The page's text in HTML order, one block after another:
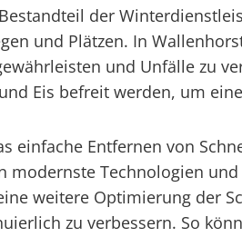
der
und Plätzen. In
und Unfälle zu
Eis befreit werden, um
Entfernen von
modernste Technologien
weitere Optimierung der
zu verbessern. So